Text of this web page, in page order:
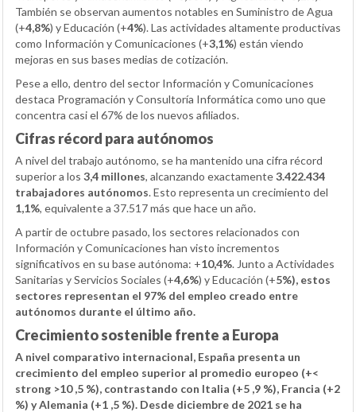
También se observan aumentos notables en Suministro de Agua
(+4,8%) y Educación (+4%). Las actividades altamente productivas
como Información y Comunicaciones (+3,1%) están viendo
mejoras en sus bases medias de cotización.
Pese a ello, dentro del sector Información y Comunicaciones
destaca Programación y Consultoría Informática como uno que
concentra casi el 67% de los nuevos afiliados.
Cifras récord para autónomos
A nivel del trabajo autónomo, se ha mantenido una cifra récord
superior a los 3,4 millones, alcanzando exactamente3.422.434
trabajadores autónomos. Esto representa un crecimiento del
1,1%, equivalente a 37.517 más que hace un año.
A partir de octubre pasado, los sectores relacionados con
Información y Comunicaciones han visto incrementos
significativos en su base autónoma: +10,4%. Junto a Actividades
Sanitarias y Servicios Sociales (+4,6%) y Educación (+5%), estos
sectores representan el 97% del empleo creado entre
autónomos durante el último año.
Crecimiento sostenible frente a Europa
A nivel comparativo internacional, España presenta un
crecimiento del empleo superior al promedio europeo (+<
strong >10 ,5 %), contrastando con Italia (+5 ,9 %), Francia (+2
%) y Alemania (+1 ,5 %). Desde diciembre de 2021 se ha